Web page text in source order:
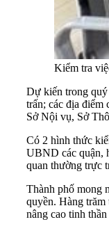
Kiểm tra
Dự kiến trong quý
trấn; các địa điểm
Sở Nội vụ, Sở
Có 2 hình thức
UBND các quận,
quan thường trực
Thành phố mong
quyền. Hàng
nâng cao tinh